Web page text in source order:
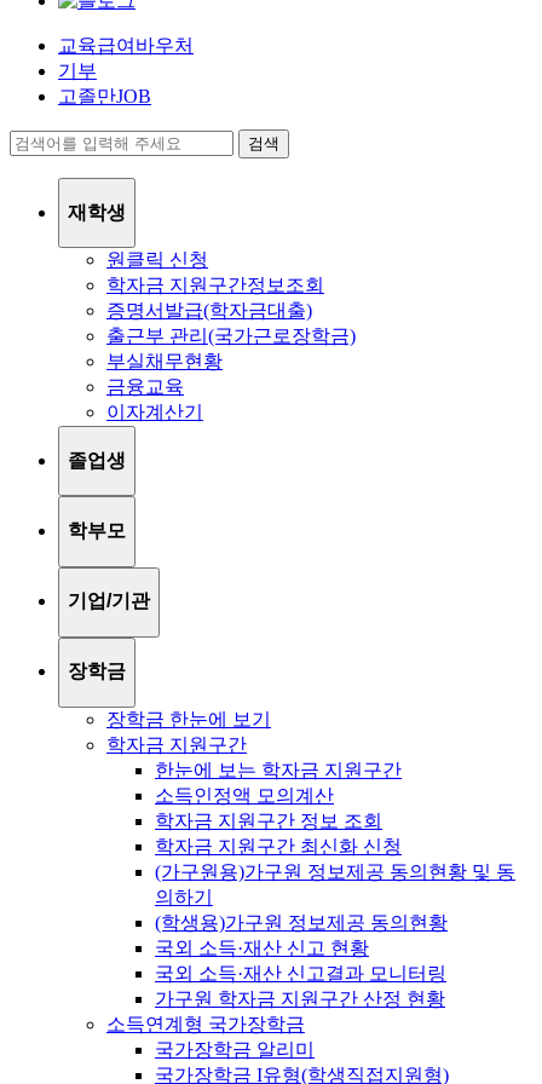
교육급여바우처
기부
고졸만JOB
검색
재학생
원클릭 신청
학자금 지원구간정보조회
증명서발급(학자금대출)
출근부 관리(국가근로장학금)
부실채무현황
금융교육
이자계산기
졸업생
학부모
기업/기관
장학금
장학금 한눈에 보기
학자금 지원구간
한눈에 보는 학자금 지원구간
소득인정액 모의계산
학자금 지원구간 정보 조회
학자금 지원구간 최신화 신청
(가구원용)가구원 정보제공 동의현황 및 동
의하기
(학생용)가구원 정보제공 동의현황
국외 소득·재산 신고 현황
국외 소득·재산 신고결과 모니터링
가구원 학자금 지원구간 산정 현황
소득연계형 국가장학금
국가장학금 알리미
국가장학금 I유형(학생직접지원형)